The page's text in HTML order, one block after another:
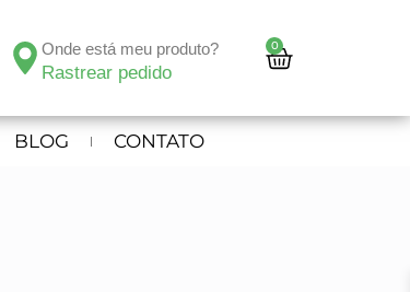
Onde está meu produto?
Rastrear pedido
0
BLOG CONTATO